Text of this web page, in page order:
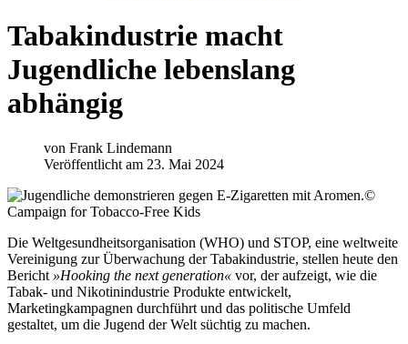
Tabakindustrie macht
Jugendliche lebenslang
abhängig
von Frank Lindemann
Veröffentlicht am 23. Mai 2024
©
Campaign for Tobacco-Free Kids
Die Weltgesundheitsorganisation (WHO) und STOP, eine weltweite
Vereinigung zur Überwachung der Tabakindustrie, stellen heute den
Bericht »Hooking the next generation« vor, der aufzeigt, wie die
Tabak- und Nikotinindustrie Produkte entwickelt,
Marketingkampagnen durchführt und das politische Umfeld
gestaltet, um die Jugend der Welt süchtig zu machen.